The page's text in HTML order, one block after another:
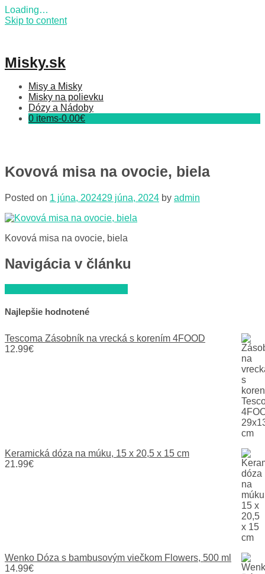
Loading…
Skip to content
Misky.sk
Misy a Misky
Misky na polievku
Dózy a Nádoby
0 items-0.00€
Kovová misa na ovocie, biela
Posted on 1 júna, 202429 júna, 2024 by admin
Kovová misa na ovocie, biela
Navigácia v článku
Najlepšie hodnotené
Tescoma Zásobník na vrecká s korením 4FOOD
12.99€
Keramická dóza na múku, 15 x 20,5 x 15 cm
21.99€
Wenko Dóza s bambusovým viečkom Flowers, 500 ml
14.99€